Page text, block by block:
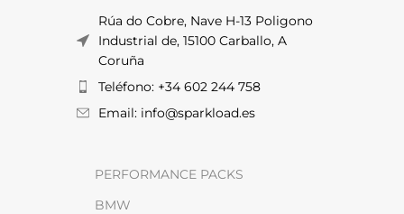
Rúa do Cobre, Nave H-13 Poligono
Industrial de, 15100 Carballo, A
Coruña
Teléfono: +34 602 244 758
Email: info@sparkload.es
PERFORMANCE PACKS
BMW